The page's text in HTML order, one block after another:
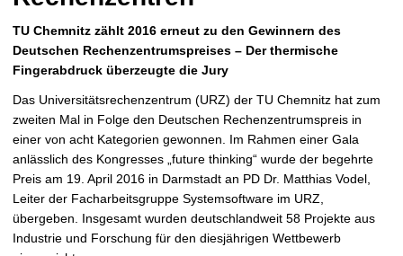
TU Chemnitz zählt 2016 erneut zu den Gewinnern des
Deutschen Rechenzentrumspreises – Der thermische
Fingerabdruck überzeugte die Jury
Das Universitätsrechenzentrum (URZ) der TU Chemnitz hat zum
zweiten Mal in Folge den Deutschen Rechenzentrumspreis in
einer von acht Kategorien gewonnen. Im Rahmen einer Gala
anlässlich des Kongresses „future thinking“ wurde der begehrte
Preis am 19. April 2016 in Darmstadt an PD Dr. Matthias Vodel,
Leiter der Facharbeitsgruppe Systemsoftware im URZ,
übergeben. Insgesamt wurden deutschlandweit 58 Projekte aus
Industrie und Forschung für den diesjährigen Wettbewerb